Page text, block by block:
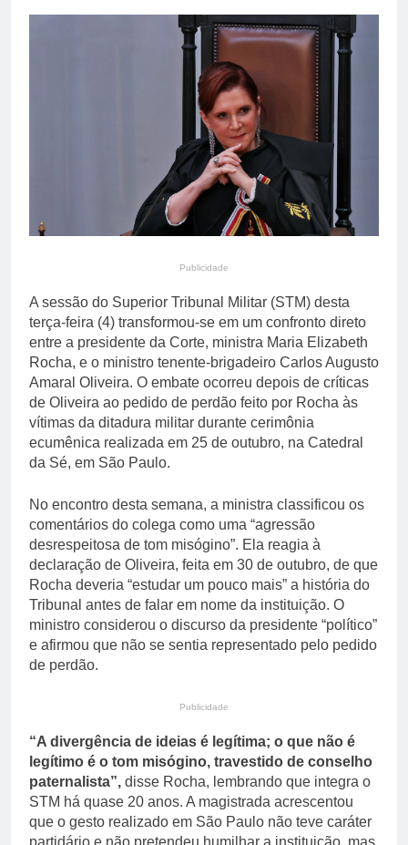
com ações educativas em
toda a cidade
3 Horas Ago
Colheita de café 2026/27
atinge 84% no Brasil;
atraso eleva atenção do
mercado internacional
3 Horas Ago
Publicidade
A sessão do Superior Tribunal Militar (STM) desta
terça-feira (4) transformou-se em um confronto direto
entre a presidente da Corte, ministra Maria Elizabeth
Rocha, e o ministro tenente-brigadeiro Carlos Augusto
Amaral Oliveira. O embate ocorreu depois de críticas
de Oliveira ao pedido de perdão feito por Rocha às
vítimas da ditadura militar durante cerimônia
ecumênica realizada em 25 de outubro, na Catedral
da Sé, em São Paulo.
No encontro desta semana, a ministra classificou os
comentários do colega como uma “agressão
desrespeitosa de tom misógino”. Ela reagia à
declaração de Oliveira, feita em 30 de outubro, de que
Rocha deveria “estudar um pouco mais” a história do
Tribunal antes de falar em nome da instituição. O
ministro considerou o discurso da presidente “político”
e afirmou que não se sentia representado pelo pedido
de perdão.
Publicidade
“A divergência de ideias é legítima; o que não é
legítimo é o tom misógino, travestido de conselho
paternalista”, disse Rocha, lembrando que integra o
STM há quase 20 anos. A magistrada acrescentou
que o gesto realizado em São Paulo não teve caráter
partidário e não pretendeu humilhar a instituição, mas